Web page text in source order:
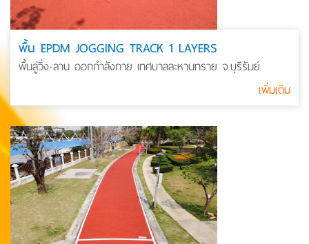
พื้น EPDM JOGGING TRACK 1 LAYERS
พื้นลู่วิ่ง-ลาน ออกกำลังกาย เทศบาลละหานทราย จ.บุรีรัมย์
เพิ่มเติม